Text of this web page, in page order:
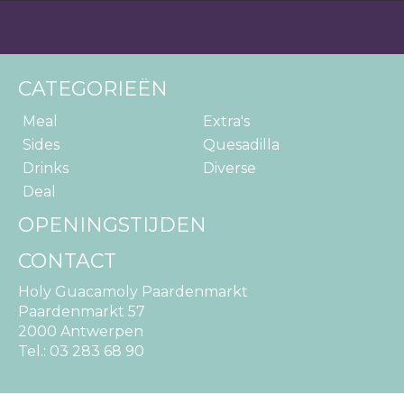
CATEGORIEËN
Meal
Extra's
Sides
Quesadilla
Drinks
Diverse
Deal
OPENINGSTIJDEN
CONTACT
Holy Guacamoly Paardenmarkt
Paardenmarkt 57
2000 Antwerpen
Tel.: 03 283 68 90